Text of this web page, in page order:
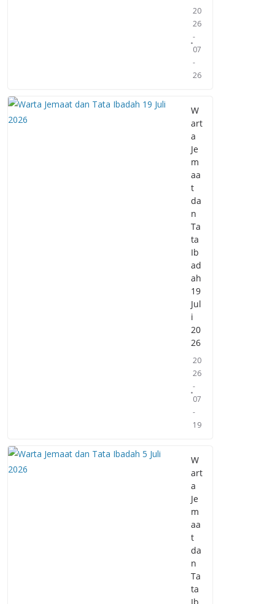
20
26
-
07
-
26
W
art
a
Je
m
aa
t
da
n
Ta
ta
Ib
ad
ah
19
Jul
i
20
26
20
26
-
07
-
19
W
art
a
Je
m
aa
t
da
n
Ta
ta